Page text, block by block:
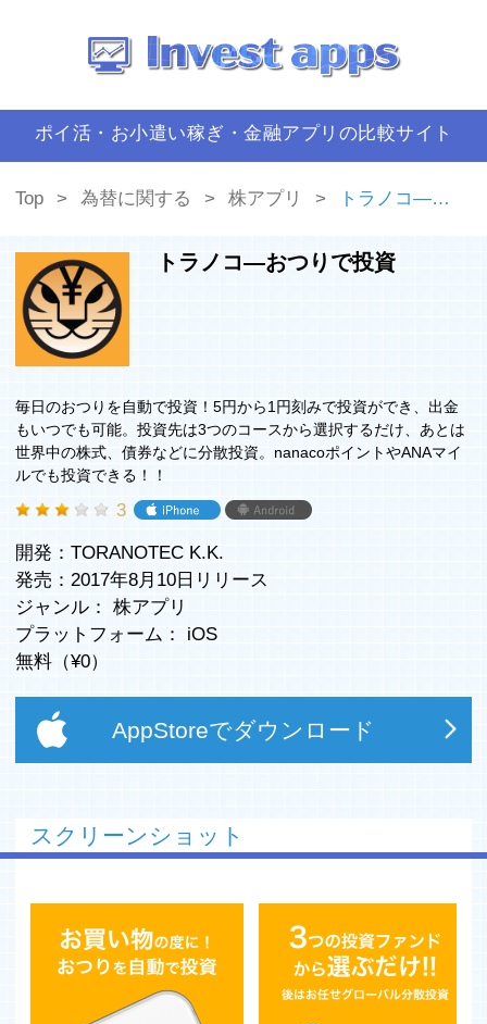
ポイ活・お小遣い稼ぎ・金融アプリの比較サイト
Top 為替に関する 株アプリ トラノコ―おつりで投資
トラノコ―おつりで投資
毎日のおつりを自動で投資！5円から1円刻みで投資ができ、出金
もいつでも可能。投資先は3つのコースから選択するだけ、あとは
世界中の株式、債券などに分散投資。nanacoポイントやANAマイ
ルでも投資できる！！
3
開発：TORANOTEC K.K.
発売：2017年8月10日リリース
ジャンル： 株アプリ
プラットフォーム：
iOS
無料（¥0）
AppStoreでダウンロード
スクリーンショット